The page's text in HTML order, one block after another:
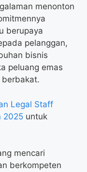
menonton
berupaya
pelanggan,
bisnis
peluang emas
Legal Staff
2025 untuk
mencari
berkompeten